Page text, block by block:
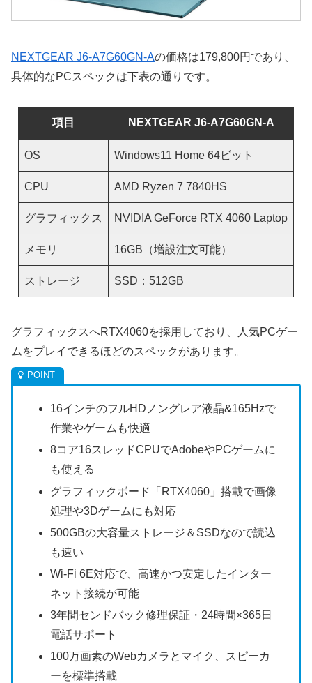
NEXTGEAR J6-A7G60GN-Aの価格は179,800円であり、
具体的なPCスペックは下表の通りです。
項目 NEXTGEAR J6-A7G60GN-A
OS Windows11 Home 64ビット
CPU AMD Ryzen 7 7840HS
グラフィックス NVIDIA GeForce RTX 4060 Laptop
メモリ 16GB（増設注文可能）
ストレージ SSD：512GB
グラフィックスへRTX4060を採用しており、人気PCゲー
ムをプレイできるほどのスペックがあります。
16インチのフルHDノングレア液晶&165Hzで
作業やゲームも快適
8コア16スレッドCPUでAdobeやPCゲームに
も使える
グラフィックボード「RTX4060」搭載で画像
処理や3Dゲームにも対応
500GBの大容量ストレージ＆SSDなので読込
も速い
Wi-Fi 6E対応で、高速かつ安定したインター
ネット接続が可能
3年間センドバック修理保証・24時間×365日
電話サポート
100万画素のWebカメラとマイク、スピーカ
ーを標準搭載